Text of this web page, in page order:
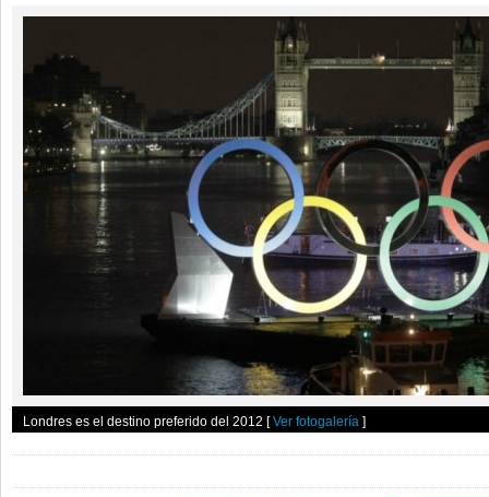
Londres es el destino preferido del 2012 [Ver fotogalería ]